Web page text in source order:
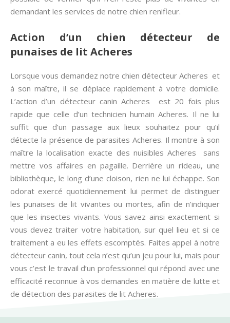
demandant les services de notre chien renifleur.
Action d’un chien détecteur de
punaises de lit Acheres
Lorsque vous demandez notre chien détecteur Acheres et
à son maître, il se déplace rapidement à votre domicile.
L’action d’un détecteur canin Acheres est 20 fois plus
rapide que celle d’un technicien humain Acheres. Il ne lui
suffit que d’un passage aux lieux souhaitez pour qu’il
détecte la présence de parasites Acheres. Il montre à son
maître la localisation exacte des nuisibles Acheres sans
mettre vos affaires en pagaille. Derrière un rideau, une
bibliothèque, le long d’une cloison, rien ne lui échappe. Son
odorat exercé quotidiennement lui permet de distinguer
les punaises de lit vivantes ou mortes, afin de n’indiquer
que les insectes vivants. Vous savez ainsi exactement si
vous devez traiter votre habitation, sur quel lieu et si ce
traitement a eu les effets escomptés. Faites appel à notre
détecteur canin, tout cela n’est qu’un jeu pour lui, mais pour
vous c’est le travail d’un professionnel qui répond avec une
efficacité reconnue à vos demandes en matière de lutte et
de détection des parasites de lit Acheres.